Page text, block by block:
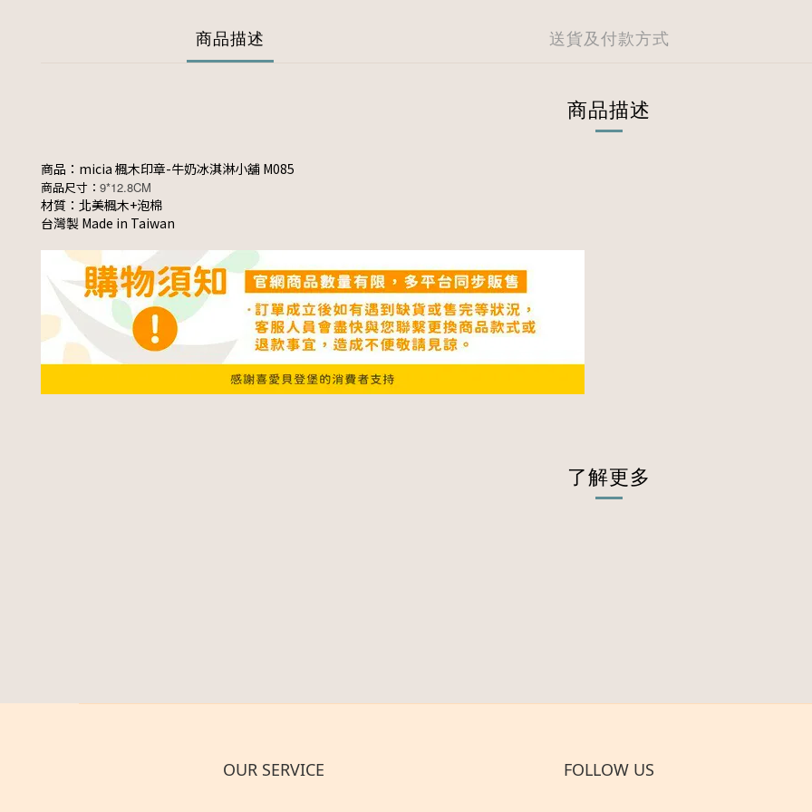
商品描述 送貨及付款方式
商品描述
商品：micia 楓木印章-牛奶冰淇淋小舖 M085
商品尺寸： 9*12.8CM
材質：北美楓木+泡棉
台灣製 Made in Taiwan
了解更多
OUR SERVICE FOLLOW US